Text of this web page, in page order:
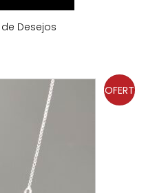
Desejos
OFERT